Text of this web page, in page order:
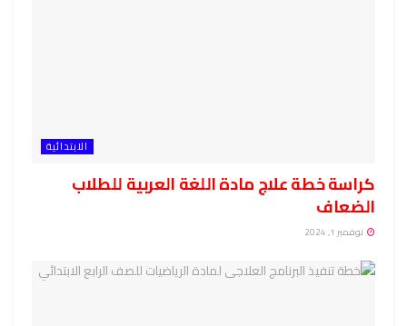
الابتدائية
كراسة خطة علاج مادة اللغة العربية للطلاب
الضعاف
نوفمبر 1, 2024